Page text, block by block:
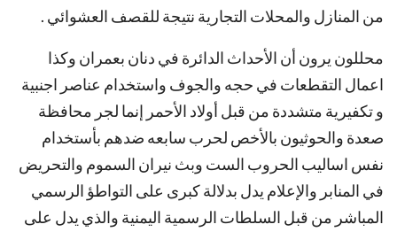
من المنازل والمحلات التجارية نتيجة للقصف العشوائي .
محللون يرون أن الأحداث الدائرة في دنان بعمران وكذا
اعمال التقطعات في حجه والجوف واستخدام عناصر اجنبية
و تكفيرية متشددة من قبل أولاد الأحمر إنما لجر محافظة
صعدة والحوثيون بالأخص لحرب سابعه ضدهم بأستخدام
نفس اساليب الحروب الست وبث نيران السموم والتحريض
في المنابر والإعلام يدل بدلالة كبرى على التواطؤ الرسمي
المباشر من قبل السلطات الرسمية اليمنية والذي يدل على